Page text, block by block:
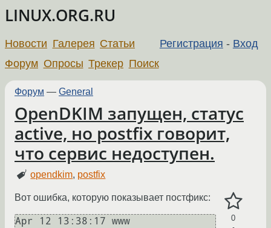
LINUX.ORG.RU
Регистрация - Вход
Новости Галерея Статьи
Форум Опросы Трекер Поиск
Форум — General
OpenDKIM запущен, статус
active, но postfix говорит,
что сервис недоступен.
opendkim, postfix
0
Вот ошибка, которую показывает постфикс:
Apr 12 13:38:17 www